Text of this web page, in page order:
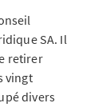
SA. Il
retirer
vingt
divers